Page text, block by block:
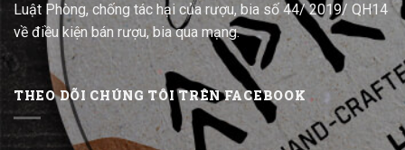
Luật Phòng, chống tác hại của rượu, bia số 44/ 2019/ QH14
về điều kiện bán rượu, bia qua mạng.
THEO DÕI CHÚNG TÔI TRÊN FACEBOOK